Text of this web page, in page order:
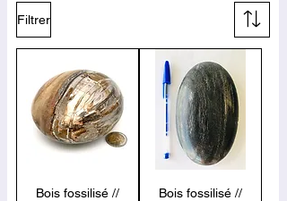
Filtrer
Bois fossilisé //
Bois fossilisé //